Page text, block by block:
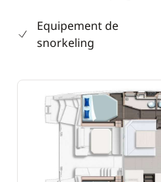
Equipement de
snorkeling